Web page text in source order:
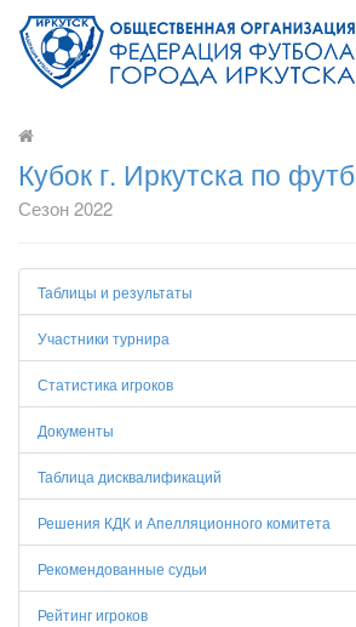
Кубок г. Иркутска по
Сезон 2022
Таблицы и результаты
Участники турнира
Статистика игроков
Документы
Таблица дисквалификаций
Решения КДК и Апелляционного комитета
Рекомендованные судьи
Рейтинг игроков